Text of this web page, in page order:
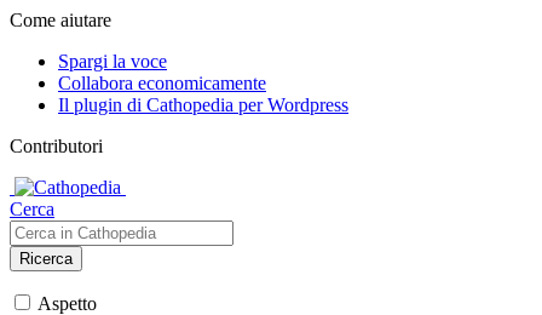
Come aiutare
Spargi la voce
Collabora economicamente
Il plugin di Cathopedia per Wordpress
Contributori
Cerca
Ricerca
Aspetto